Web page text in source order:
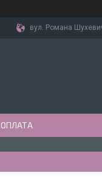
вул. Романа